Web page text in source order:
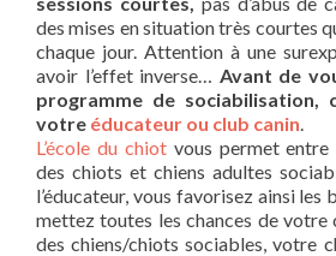
des mises en situation très courtes
chaque jour. Attention à une
avoir l’effet inverse… Avant de
programme de sociabilisation,
votre éducateur ou club canin.
L’école du chiotvous permet entre
des chiots et chiens adultes
l’éducateur, vous favorisez ainsi les
mettez toutes les chances de votre
des chiens/chiots sociables, votre